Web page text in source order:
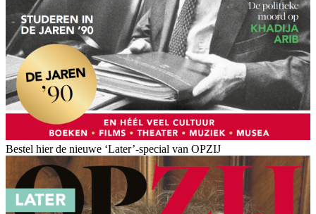
Bestel hier de nieuwe ‘Later’-special van OPZIJ